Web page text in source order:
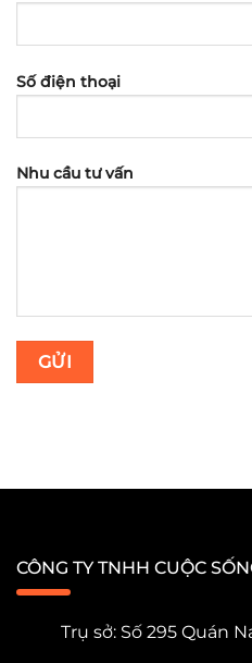
Số điện thoại
Nhu cầu tư vấn
CÔNG TY TNHH CUỘC
Trụ sở: Số 295 Quán